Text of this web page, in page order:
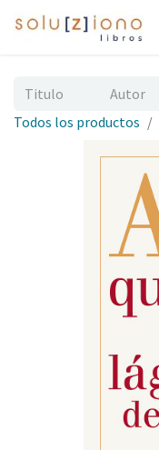
Todos los productos